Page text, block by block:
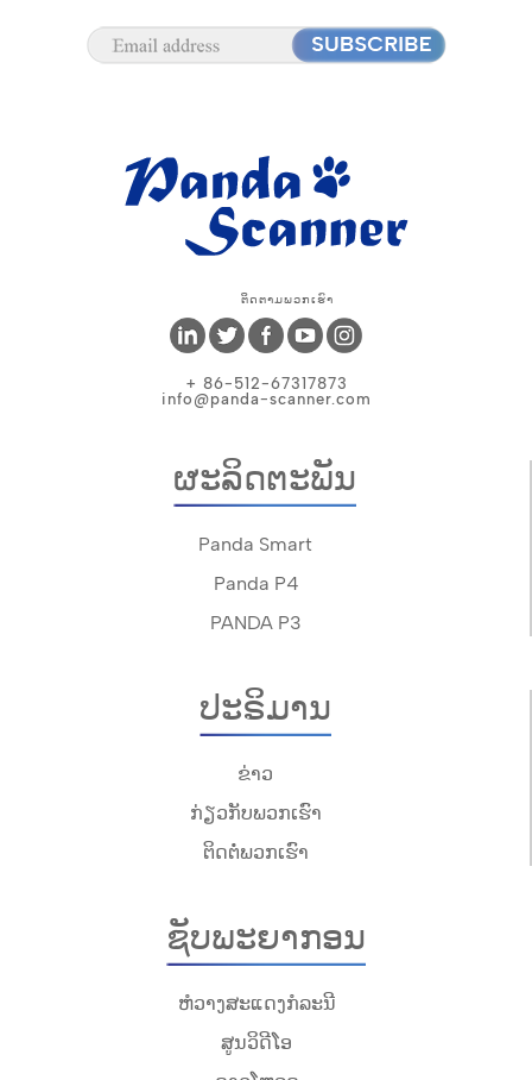
ຕິດຕາມພວກເຮົາ
+ 86-512-67317873
info@panda-scanner.com
ຜະລິດຕະພັນ
Panda Smart
Panda P4
PANDA P3
ປະຣິມານ
ຂ່າວ
ກ່ຽວກັບພວກເຮົາ
ຕິດຕໍ່ພວກເຮົາ
ຊັບພະຍາກອນ
ຫໍວາງສະແດງກໍລະນີ
ສູນວິດີໂອ